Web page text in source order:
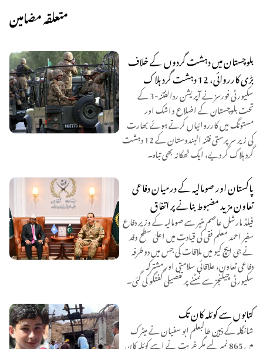
متعلقہ مضامین
بلوچستان میں دہشت گردوں کے خلاف
بڑی کارروائی، 12 دہشت گرد ہلاک
سکیورٹی فورسز نے آپریشن ردالفتنہ-3 کے
تحت بلوچستان کے اضلاع واشک اور
مستونگ میں کارروائیاں کرتے ہوئے بھارت
کی زیر سرپرستی فتنہ الہندوستان کے 12 دہشت
گرد ہلاک کر دیے، ایک ٹھکانہ بھی تباہ۔
پاکستان اور صومالیہ کے درمیان دفاعی
تعاون مزید مضبوط بنانے پر اتفاق
فیلڈ مارشل عاصم منیر سے صومالیہ کے وزیر دفاع
سفیر احمد معلم فقی کی قیادت میں اعلیٰ سطح وفد
نے جی ایچ کیو میں ملاقات کی جس میں دوطرفہ
دفاعی تعاون، علاقائی سلامتی اور مشترکہ
سکیورٹی چیلنجز سے نمٹنے پر تفصیلی گفتگو کی گئی۔
کتابوں سے کوئلہ کان تک
شانگلہ کے ذہین طالبعلم ابو سفیان نے میٹرک
میں 865 نمبر لیے مگر غربت نے اسے کوئلہ کان